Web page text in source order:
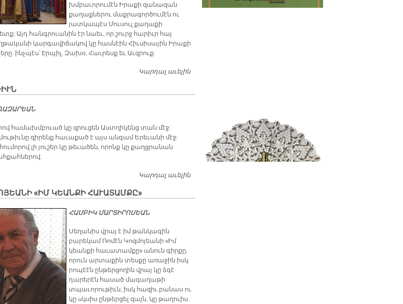
խմբաւորումէն Իրաքի զանազան
քաղաքներու մաքրագործումէն ու
յատկապէս Մուսուլ քաղաքի
Այդ հանգրուանին էր նաեւ, որ շուրջ հարիւր հայ
կարգավիճակով կը հասնէին Հիւսիսային Իրաքի
ինչպէս՝ Էրպիլ, Զախօ, Հաւրեսք եւ Աւզրուք:
Կարդալ աւելին​ԶԱԽՈՅԻ ՀՈԳԵՒՈՐ ՀՈՎԻՒ Տ. ՄԱՄԲՐԷ ՔՀՆՅ. ՀՄԱՅԵԱԿԵԱՆ. «ՇԱՏ
համախմբուած կը զրուցեն Աստղիկենց տան մէջ:
զիրենք հաւաքած է այս անգամ Երեւանի մէջ:
լի յուշեր կը թեւածեն, որոնք կը քաղցրանան
Կարդալ աւելինՀԻԱՍԹԱՓՈՒԹԻՒՆ
«ԻՄ ԿԵԱՆ­ՔԻ ՀԱ­ՒԱ­ՏԱՄ­ՔԸ»
ՀԱՄԲԻԿ ՄԱՐՏԻՐՈՍԵԱՆ
Սեղանիս վրայ է իմ թանկագին
բարեկամ Ռոմէն Կոզմոյեանի «Իմ
կեանքի հաւատամքը» անուն գիրքը,
որուն արտաքին տեսքը առաջին իսկ
րոպէէն ընթերցողին վրայ կը ձգէ
դարերէն հասած մագաղաթի
տպաւորութիւն, իսկ հազիւ բանաս ու
կը սկսիս ընթերցել զայն, կը թաղուիս